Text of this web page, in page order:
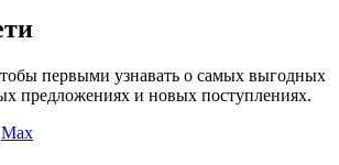
первыми узнавать о самых выгодных
предложениях и новых поступлениях.
Max